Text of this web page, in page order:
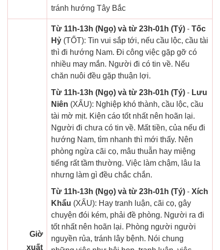
tránh hướng Tây Bắc
Giờ
xuất
Từ 11h-13h (Ngọ) và từ 23h-01h (Tý) - Tốc
Hỷ (TỐT): Tin vui sắp tới, nếu cầu lộc, cầu tài
thì đi hướng Nam. Đi công việc gặp gỡ có
nhiều may mắn. Người đi có tin về. Nếu
chăn nuôi đều gặp thuận lợi.
Từ 11h-13h (Ngọ) và từ 23h-01h (Tý) - Lưu
Niên (XẤU): Nghiệp khó thành, cầu lộc, cầu
tài mờ mịt. Kiện cáo tốt nhất nên hoãn lại.
Người đi chưa có tin về. Mất tiền, của nếu đi
hướng Nam, tìm nhanh thì mới thấy. Nên
phòng ngừa cãi cọ, mâu thuẫn hay miệng
tiếng rất tầm thường. Việc làm chậm, lâu la
nhưng làm gì đều chắc chắn.
Từ 11h-13h (Ngọ) và từ 23h-01h (Tý) - Xích
Khẩu (XẤU): Hay tranh luận, cãi cọ, gây
chuyện đói kém, phải đề phòng. Người ra đi
tốt nhất nên hoãn lại. Phòng người người
nguyền rủa, tránh lây bệnh. Nói chung